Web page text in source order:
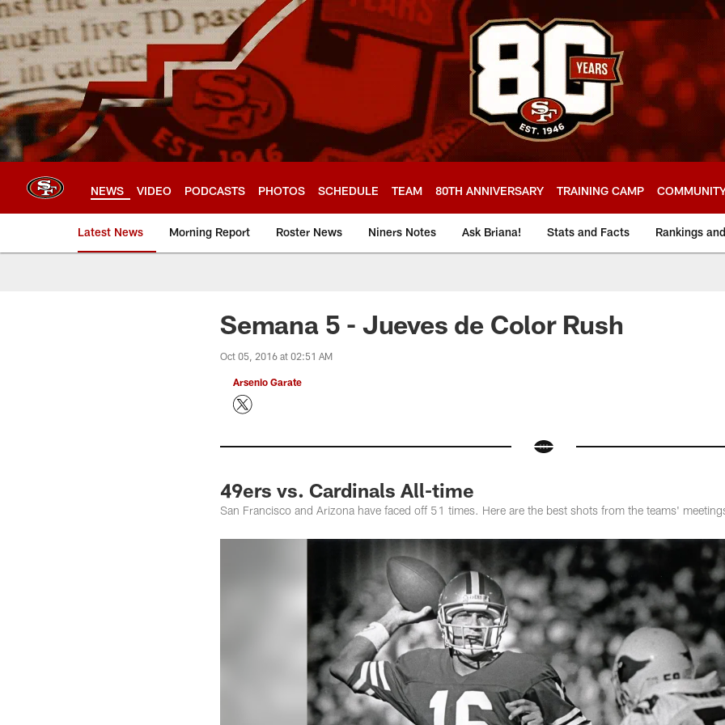
Skip
to
main
content
NEWS VIDEO PODCASTS PHOTOS SCHEDULE TEAM 80TH ANNIVERSARY TRAINING CAMP
Latest News Morning Report Roster News Niners Notes Ask Briana! Stats and Facts Rankings
Semana 5 - Jueves de Color Rush
Oct 05, 2016 at 02:51 AM
Arsenio Garate
49ers vs. Cardinals All-time
San Francisco and Arizona have faced off 51 times. Here are the best shots from the teams'